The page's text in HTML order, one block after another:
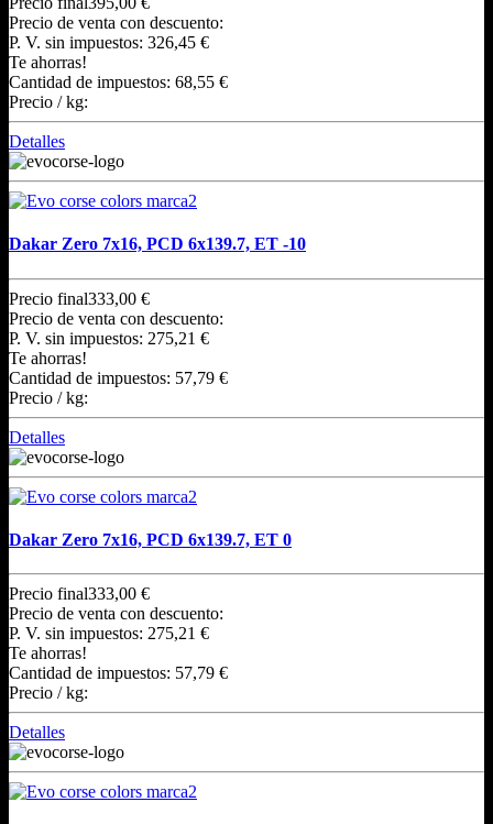
Precio de venta con descuento:
P. V. sin impuestos: 326,45 €
Te ahorras!
Cantidad de impuestos: 68,55 €
Precio / kg:
Detalles
Dakar Zero 7x16, PCD 6x139.7, ET -10
Precio final333,00 €
Precio de venta con descuento:
P. V. sin impuestos: 275,21 €
Te ahorras!
Cantidad de impuestos: 57,79 €
Precio / kg:
Detalles
Dakar Zero 7x16, PCD 6x139.7, ET 0
Precio final333,00 €
Precio de venta con descuento:
P. V. sin impuestos: 275,21 €
Te ahorras!
Cantidad de impuestos: 57,79 €
Precio / kg:
Detalles